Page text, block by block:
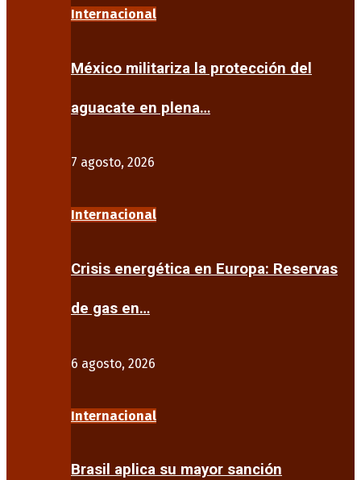
Internacional
México militariza la protección del
aguacate en plena…
7 agosto, 2026
Internacional
Crisis energética en Europa: Reservas
de gas en…
6 agosto, 2026
Internacional
Brasil aplica su mayor sanción